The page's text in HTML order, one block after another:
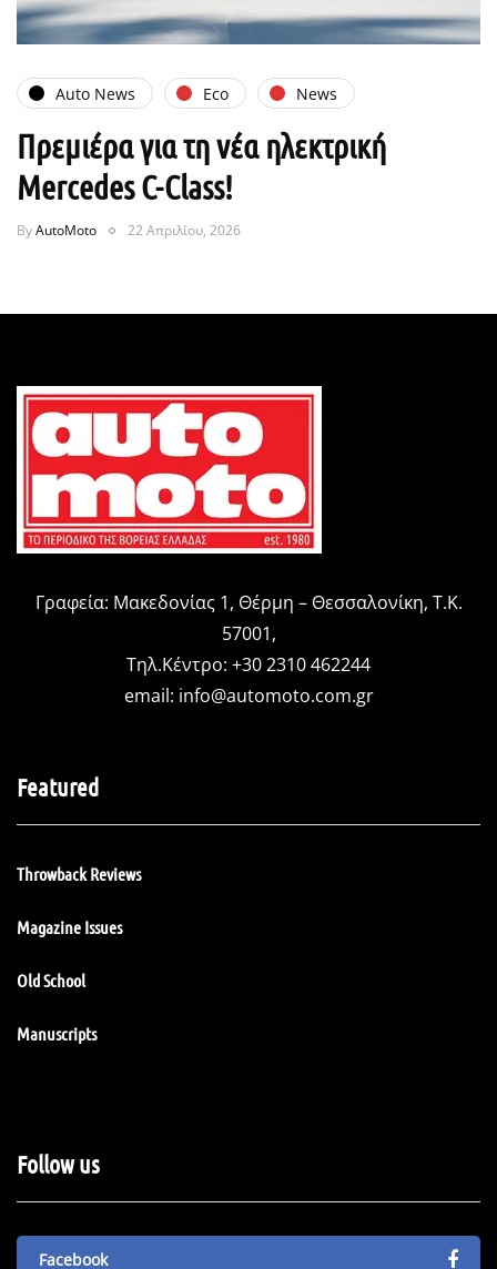
Auto News Eco News
Πρεμιέρα για τη νέα ηλεκτρική
Mercedes C-Class!
ByAutoMoto 22 Απριλίου, 2026
Γραφεία: Μακεδονίας 1, Θέρμη – Θεσσαλονίκη, Τ.Κ.
57001,
Τηλ.Κέντρο: +30 2310 462244
email: info@automoto.com.gr
Featured
Throwback Reviews
Magazine Issues
Old School
Manuscripts
Follow us
Facebook